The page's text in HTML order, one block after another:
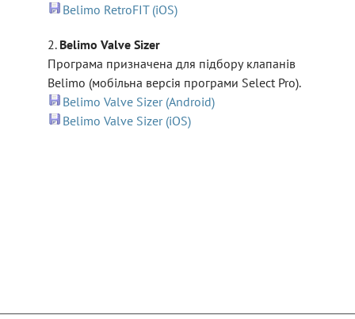
Belimo RetroFIT (iOS)
2. Belimo Valve Sizer
Програма призначена для підбору клапанів
Belimo (мобільна версія програми Select Pro).
Belimo Valve Sizer (Android)
Belimo Valve Sizer (iOS)